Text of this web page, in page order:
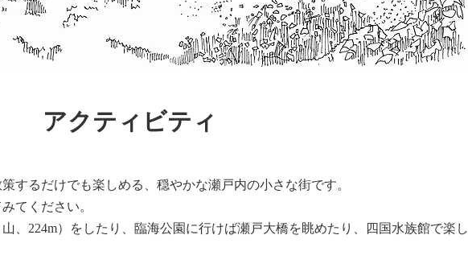
アクティビティ
するだけでも楽しめる、穏やかな瀬戸内の小さな街です。
てください。
、224m）をしたり、臨海公園に行けば瀬戸大橋を眺めたり、四国水族館で楽し